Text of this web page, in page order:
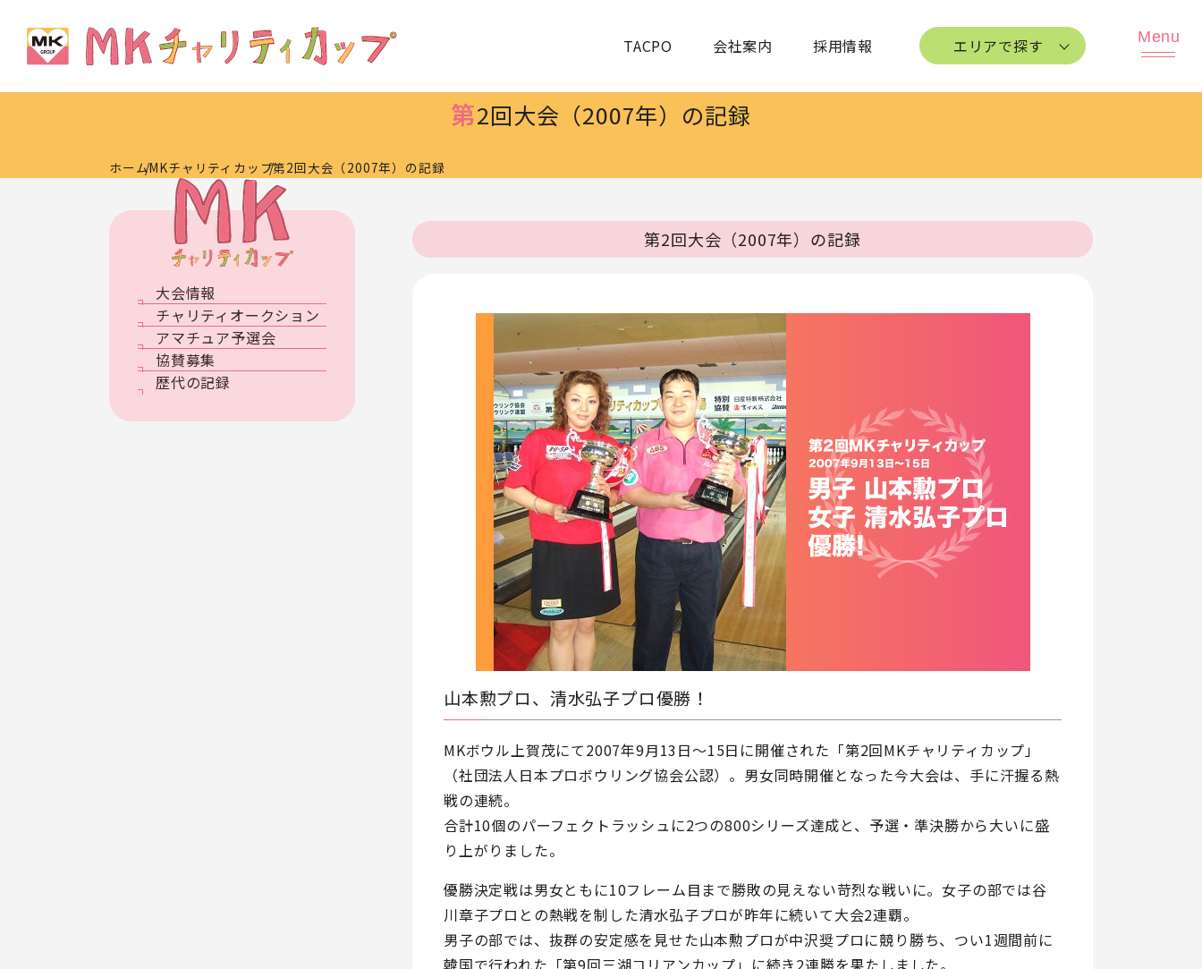
TACPO 会社案内 採用情報 エリアで探す
第2回大会（2007年）の記録
ホームMKチャリティカップ第2回大会（2007年）の記録
第2回大会（2007年）の記録
山本勲プロ、清水弘子プロ優勝！
MKボウル上賀茂にて2007年9月13日～15日に開催された「第2回MKチャリティカップ」
（社団法人日本プロボウリング協会公認）。男女同時開催となった今大会は、手に汗握る熱
戦の連続。
合計10個のパーフェクトラッシュに2つの800シリーズ達成と、予選・準決勝から大いに盛
り上がりました。
優勝決定戦は男女ともに10フレーム目まで勝敗の見えない苛烈な戦いに。女子の部では谷
川章子プロとの熱戦を制した清水弘子プロが昨年に続いて大会2連覇。
男子の部では、抜群の安定感を見せた山本勲プロが中沢奨プロに競り勝ち、つい1週間前に
韓国で行われた「第9回三湖コリアンカップ」に続き2連勝を果たしました。
大会情報
チャリティオークション
アマチュア予選会
協賛募集
歴代の記録